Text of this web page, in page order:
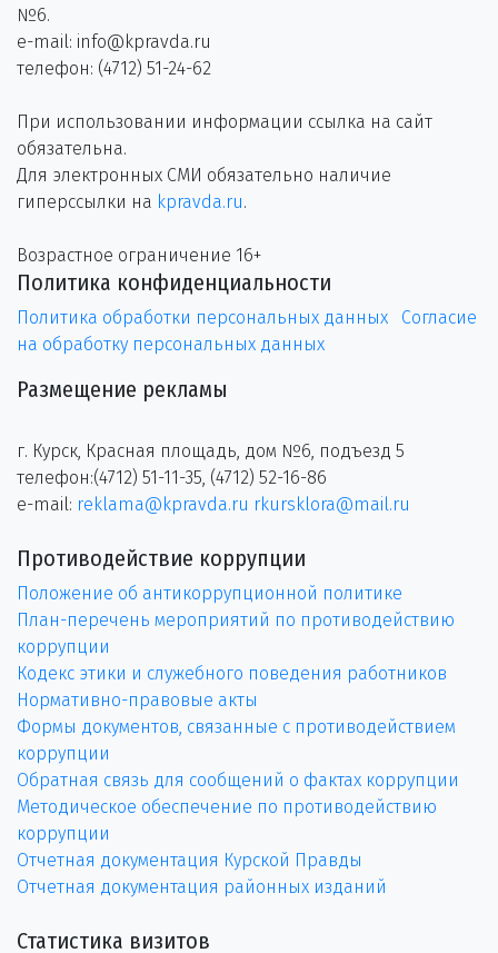
№6.
e-mail: info@kpravda.ru
телефон: (4712) 51-24-62
При использовании информации ссылка на сайт
обязательна.
Для электронных СМИ обязательно наличие
гиперссылки на kpravda.ru.
Возрастное ограничение 16+
Политика конфиденциальности
Политика обработки персональных данных
Согласие
на обработку персональных данных
Размещение рекламы
г. Курск, Красная площадь, дом №6, подъезд 5
телефон:(4712) 51-11-35, (4712) 52-16-86
e-mail: reklama@kpravda.ru rkursklora@mail.ru
Противодействие коррупции
Положение об антикоррупционной политике
План-перечень мероприятий по противодействию
коррупции
Кодекс этики и служебного поведения работников
Нормативно-правовые акты
Формы документов, связанные с противодействием
коррупции
Обратная связь для сообщений о фактах коррупции
Методическое обеспечение по противодействию
коррупции
Отчетная документация Курской Правды
Отчетная документация районных изданий
Статистика визитов